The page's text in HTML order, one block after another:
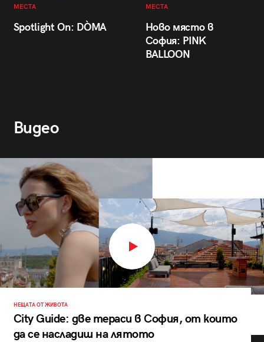
МЕСТА
Spotlight On: DÒMA
МЕСТА
Ново място в
София: PINK
BALLOON
Видео
НЕЩАТА ОТ ЖИВОТА
City Guide: две тераси в София, от които
да се насладиш на лятото